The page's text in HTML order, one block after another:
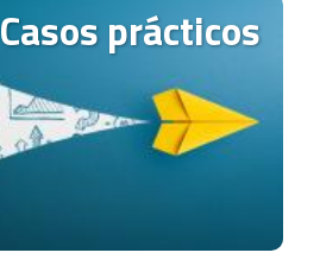
Casos prácticos